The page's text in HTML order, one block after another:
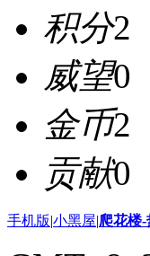
积分2
威望0
金币2
贡献0
手机版|小黑屋|爬花楼